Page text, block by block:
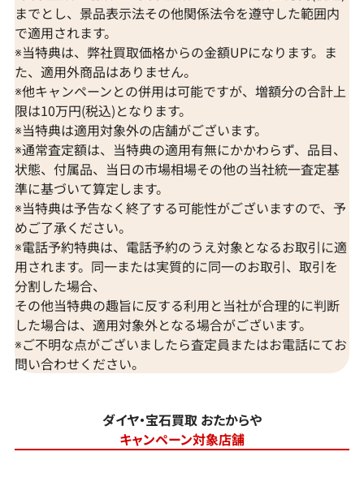
までとし、景品表示法その他関係法令を遵守した範囲内
で適用されます。
※当特典は、弊社買取価格からの金額UPになります。ま
た、適用外商品はありません。
※他キャンペーンとの併用は可能ですが、増額分の合計上
限は10万円(税込)となります。
※当特典は適用対象外の店舗がございます。
※通常査定額は、当特典の適用有無にかかわらず、品目、
状態、付属品、当日の市場相場その他の当社統一査定基
準に基づいて算定します。
※当特典は予告なく終了する可能性がございますので、予
めご了承ください。
※電話予約特典は、電話予約のうえ対象となるお取引に適
用されます。同一または実質的に同一のお取引、取引を
分割した場合、
その他当特典の趣旨に反する利用と当社が合理的に判断
した場合は、適用対象外となる場合がございます。
※ご不明な点がございましたら査定員またはお電話にてお
問い合わせください。
ダイヤ・宝石買取 おたからや
キャンペーン対象店舗